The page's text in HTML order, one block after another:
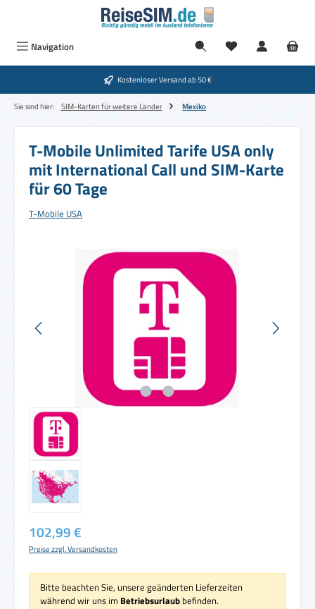
Zum Hauptinhalt springen
Navigation
Kostenloser Versand ab 50 €
Sie sind hier: SIM-Karten für weitere Länder Mexiko
T-Mobile Unlimited Tarife USA only
mit International Call und SIM-Karte
für 60 Tage
T-Mobile USA
Bildergalerie überspringen
Regulärer Preis:
102,99 €
Preise zzgl. Versandkosten
Bitte beachten Sie, unsere geänderten Lieferzeiten
während wir uns im Betriebsurlaub befinden.